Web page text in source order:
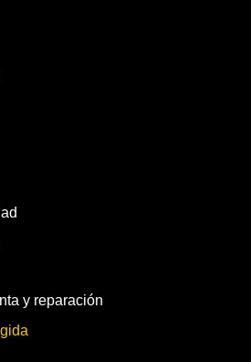
y reparación